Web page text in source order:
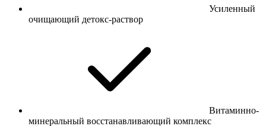
Усиленный
очищающий детокс-раствор
Витаминно-
минеральный восстанавливающий комплекс